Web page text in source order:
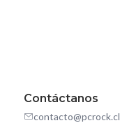
Contáctanos
contacto@pcrock.cl